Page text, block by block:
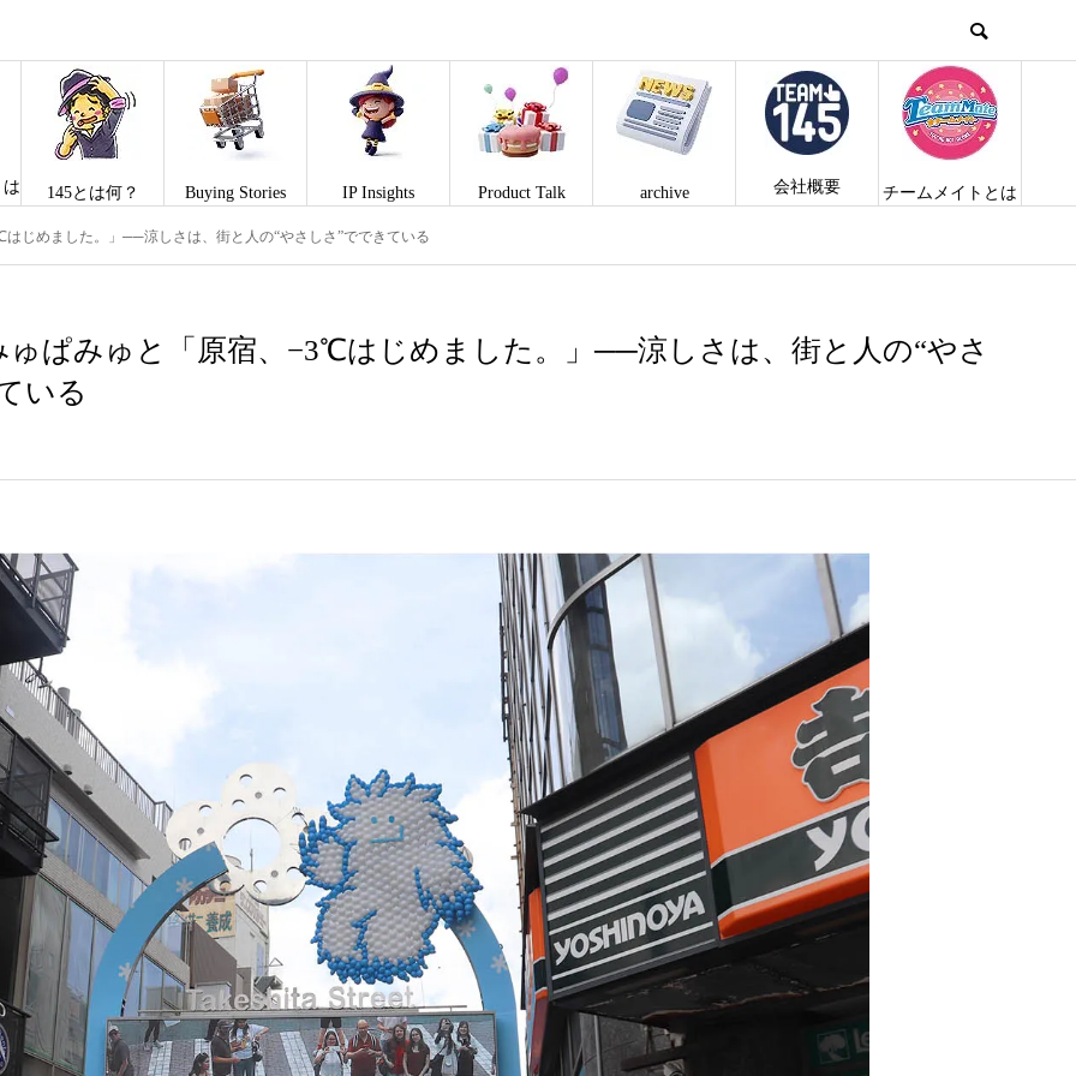
は 145とは何？ Buying Stories IP Insights Product Talk archive 会社概要 チームメイトとは
じめました。」──涼しさは、街と人の“やさしさ”でできている
ゅぱみゅと「原宿、−3℃はじめました。」──涼しさは、街と人の“やさ
いる